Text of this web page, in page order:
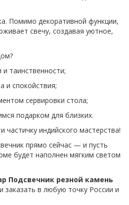
Помимо декоративной функции,
свечу, создавая уютное,
и таинственности;
и спокойствия;
сервировки стола;
подарком для близких.
частичку индийского мастерства!
прямо сейчас — и пусть
будет наполнен мягким светом
Подсвечник резной камень
заказать в любую точку России и